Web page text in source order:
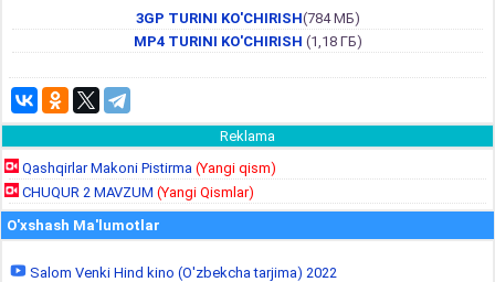
3GP TURINI KO'CHIRISH(784 МБ)
MP4 TURINI KO'CHIRISH (1,18 ГБ)
Reklama
Qashqirlar Makoni Pistirma (Yangi qism)
CHUQUR 2 MAVZUM (Yangi Qismlar)
O'xshash Ma'lumotlar
Salom Venki Hind kino (O'zbekcha tarjima) 2022